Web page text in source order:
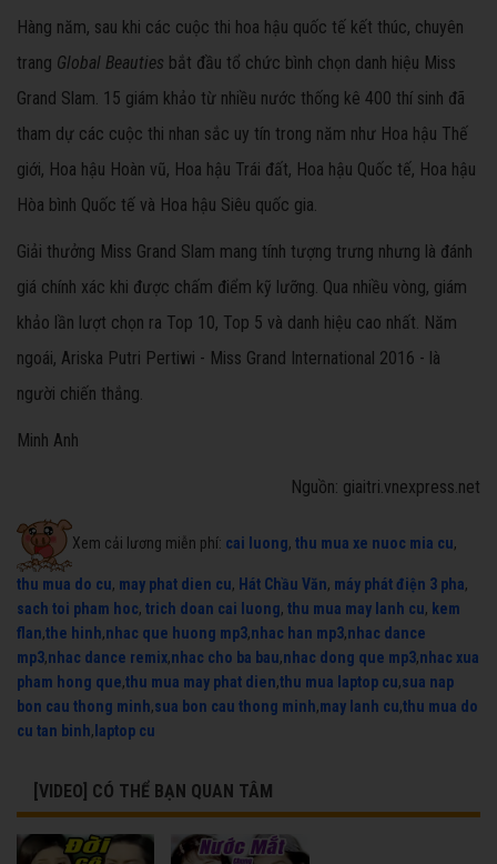
Hàng năm, sau khi các cuộc thi hoa hậu quốc tế kết thúc, chuyên
trang Global Beauties bắt đầu tổ chức bình chọn danh hiệu Miss
Grand Slam. 15 giám khảo từ nhiều nước thống kê 400 thí sinh đã
tham dự các cuộc thi nhan sắc uy tín trong năm như Hoa hậu Thế
giới, Hoa hậu Hoàn vũ, Hoa hậu Trái đất, Hoa hậu Quốc tế, Hoa hậu
Hòa bình Quốc tế và Hoa hậu Siêu quốc gia.
Giải thưởng Miss Grand Slam mang tính tượng trưng nhưng là đánh
giá chính xác khi được chấm điểm kỹ lưỡng. Qua nhiều vòng, giám
khảo lần lượt chọn ra Top 10, Top 5 và danh hiệu cao nhất. Năm
ngoái, Ariska Putri Pertiwi - Miss Grand International 2016 - là
người chiến thắng.
Minh Anh
Nguồn: giaitri.vnexpress.net
Xem cải lương miễn phí: cai luong, thu mua xe nuoc mia cu,
thu mua do cu, may phat dien cu, Hát Chầu Văn, máy phát điện 3 pha,
sach toi pham hoc, trich doan cai luong, thu mua may lanh cu, kem
flan,the hinh,nhac que huong mp3,nhac han mp3,nhac dance
mp3,nhac dance remix,nhac cho ba bau,nhac dong que mp3,nhac xua
pham hong que,thu mua may phat dien,thu mua laptop cu,sua nap
bon cau thong minh,sua bon cau thong minh,may lanh cu,thu mua do
cu tan binh, laptop cu
[VIDEO] CÓ THỂ BẠN QUAN TÂM